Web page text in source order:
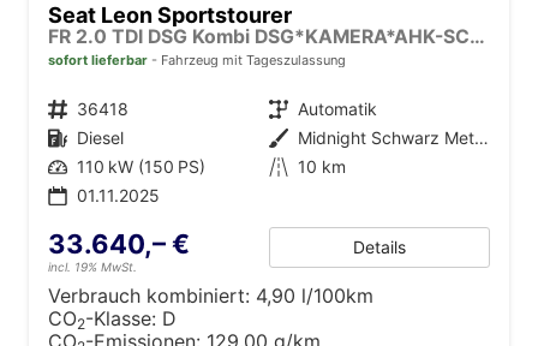
Seat Leon Sportstourer
FR 2.0 TDI DSG Kombi DSG*KAMERA*AHK-SCHWENKBAR*NAVI*TEMPOMAT*WINTERPAKET*
sofort lieferbar Fahrzeug mit Tageszulassung
Fahrzeugnr. 36418 Getriebe Automatik
Kraftstoff Diesel Außenfarbe
Midnight Schwarz Metallic
Leistung 110 kW (150 PS) Kilometerstand 10 km
01.11.2025
33.640,– €
incl. 19% MwSt.
Details
Verbrauch kombiniert: 4,90 l/100km
CO2-Klasse: D
CO -Emissionen: 129,00 g/km